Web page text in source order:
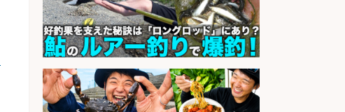
人材紹介事業責任者候補/飲食業界
向けSaaS企業「魚ぽち」/東証グロ
ース市場上場
会社名 株式会社フーディソン
sponsored by 求人ボックス